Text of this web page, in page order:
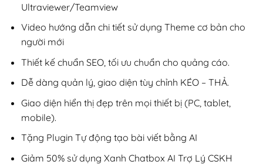
Ultraviewer/Teamview
Video hướng dẫn chi tiết sử dụng Theme cơ bản cho
người mới
Thiết kế chuẩn SEO, tối ưu chuẩn cho quảng cáo.
Dễ dàng quản lý, giao diện tùy chỉnh KÉO – THẢ.
Giao diện hiển thị đẹp trên mọi thiết bị (PC, tablet,
mobile).
Tặng Plugin Tự động tạo bài viết bằng AI
Giảm 50% sử dụng Xanh Chatbox AI Trợ Lý CSKH